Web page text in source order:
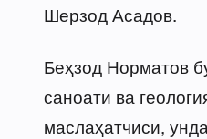
Шерзод Асадов.
Беҳзод Норматов
саноати ва
маслаҳатчиси,